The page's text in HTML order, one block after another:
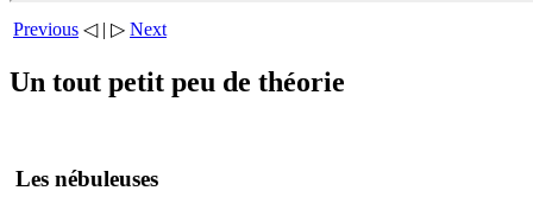
Previous ◁ | ▷ Next
Un tout petit peu de théorie
Les nébuleuses